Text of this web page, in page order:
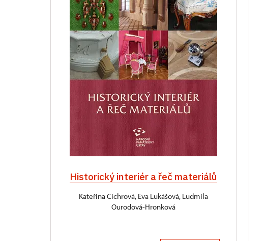
Historický interiér a řeč materiálů
Kateřina Cichrová, Eva Lukášová, Ludmila
Ourodová-Hronková